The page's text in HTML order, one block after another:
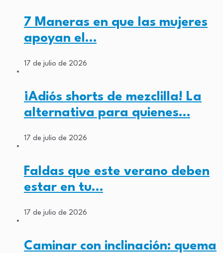
7 Maneras en que las mujeres
apoyan el…
17 de julio de 2026
¡Adiós shorts de mezclilla! La
alternativa para quienes…
17 de julio de 2026
Faldas que este verano deben
estar en tu…
17 de julio de 2026
Caminar con inclinación: quema